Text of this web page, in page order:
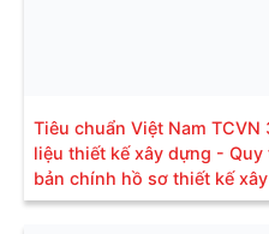
Tiêu chuẩn Việt Nam
liệu thiết kế xây dựng -
bản chính hồ sơ thiết kế